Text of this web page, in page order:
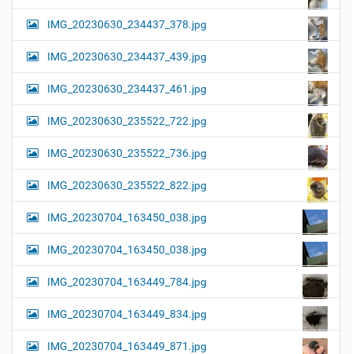
IMG_20230630_234437_378.jpg
IMG_20230630_234437_439.jpg
IMG_20230630_234437_461.jpg
IMG_20230630_235522_722.jpg
IMG_20230630_235522_736.jpg
IMG_20230630_235522_822.jpg
IMG_20230704_163450_038.jpg
IMG_20230704_163450_038.jpg
IMG_20230704_163449_784.jpg
IMG_20230704_163449_834.jpg
IMG_20230704_163449_871.jpg